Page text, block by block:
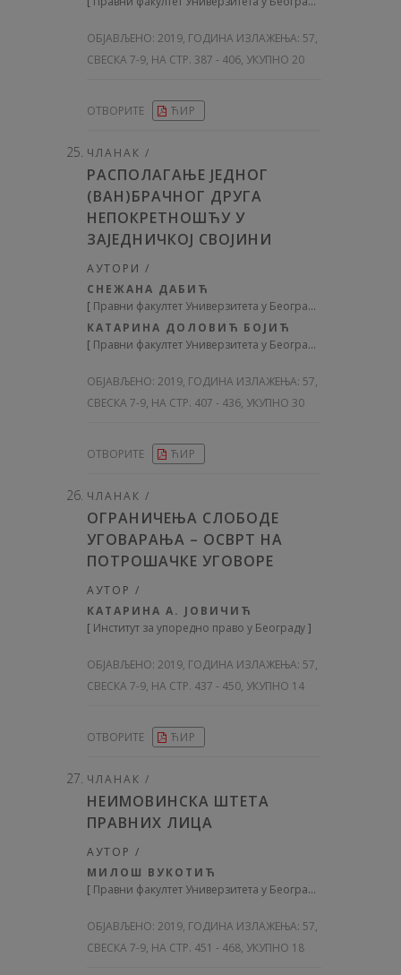
ОБЈАВЉЕНО: 2019, ГОДИНА ИЗЛАЖЕЊА: 57,
СВЕСКА 7-9, НА СТР. 387 - 406, УКУПНО 20
ОТВОРИТЕ ЋИР
ЧЛАНАК /
РАСПОЛАГАЊЕ ЈЕДНОГ
(ВАН)БРАЧНОГ ДРУГА
НЕПОКРЕТНОШЋУ У
ЗАЈЕДНИЧКОЈ СВОЈИНИ
АУТОРИ /
СНЕЖАНА ДАБИЋ
[ Правни факултет Универзитета у Београду
КАТАРИНА ДОЛОВИЋ БОЈИЋ
[ Правни факултет Универзитета у Београду
ОБЈАВЉЕНО: 2019, ГОДИНА ИЗЛАЖЕЊА: 57,
СВЕСКА 7-9, НА СТР. 407 - 436, УКУПНО 30
ОТВОРИТЕ ЋИР
ЧЛАНАК /
ОГРАНИЧЕЊА СЛОБОДЕ
УГОВАРАЊА – ОСВРТ НА
ПОТРОШАЧКЕ УГОВОРЕ
АУТОР /
КАТАРИНА А. ЈОВИЧИЋ
[ Институт за упоредно право у Београду]
ОБЈАВЉЕНО: 2019, ГОДИНА ИЗЛАЖЕЊА: 57,
СВЕСКА 7-9, НА СТР. 437 - 450, УКУПНО 14
ОТВОРИТЕ ЋИР
ЧЛАНАК /
НЕИМОВИНСКА ШТЕТА
ПРАВНИХ ЛИЦА
АУТОР /
МИЛОШ ВУКОТИЋ
[ Правни факултет Универзитета у Београду
ОБЈАВЉЕНО: 2019, ГОДИНА ИЗЛАЖЕЊА: 57,
СВЕСКА 7-9, НА СТР. 451 - 468, УКУПНО 18